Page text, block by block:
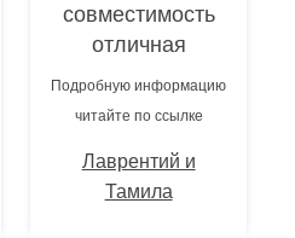
совместимость
отличная
Подробную информацию
читайте по ссылке
Лаврентий и
Тамила